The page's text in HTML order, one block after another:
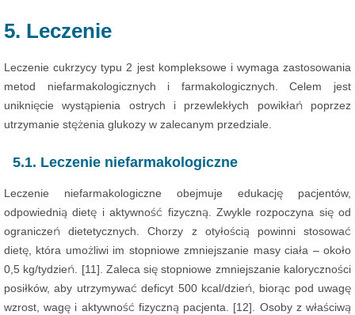
5. Leczenie
Leczenie cukrzycy typu 2 jest kompleksowe i wymaga zastosowania
metod niefarmakologicznych i farmakologicznych. Celem jest
uniknięcie wystąpienia ostrych i przewlekłych powikłań poprzez
utrzymanie stężenia glukozy w zalecanym przedziale.
5.1. Leczenie niefarmakologiczne
Leczenie niefarmakologiczne obejmuje edukację pacjentów,
odpowiednią dietę i aktywność fizyczną. Zwykle rozpoczyna się od
ograniczeń dietetycznych. Chorzy z otyłością powinni stosować
dietę, która umożliwi im stopniowe zmniejszanie masy ciała – około
0,5 kg/tydzień. [11]. Zaleca się stopniowe zmniejszanie kaloryczności
posiłków, aby utrzymywać deficyt 500 kcal/dzień, biorąc pod uwagę
wzrost, wagę i aktywność fizyczną pacjenta. [12]. Osoby z właściwą